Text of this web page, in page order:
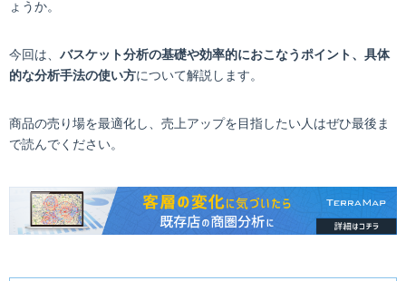
ょうか。
今回は、 バスケット分析の基礎や効率的におこなうポイント、具体
的な分析手法の使い方について解説します。
商品の売り場を最適化し、売上アップを目指したい人はぜひ最後ま
で読んでください。